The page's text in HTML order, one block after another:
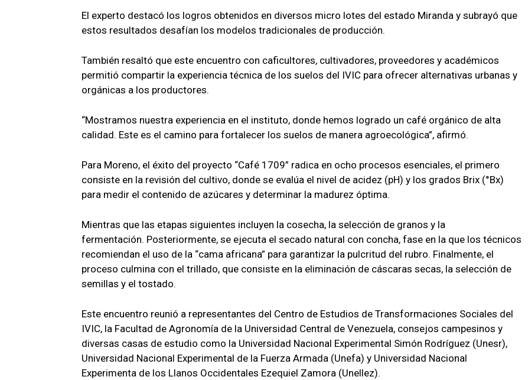
El experto destacó los logros obtenidos en diversos micro lotes del estado Miranda y subrayó que
estos resultados desafían los modelos tradicionales de producción.
También resaltó que este encuentro con caficultores, cultivadores, proveedores y académicos
permitió compartir la experiencia técnica de los suelos del IVIC para ofrecer alternativas urbanas y
orgánicas a los productores.
“Mostramos nuestra experiencia en el instituto, donde hemos logrado un café orgánico de alta
calidad. Este es el camino para fortalecer los suelos de manera agroecológica”, afirmó.
Para Moreno, el éxito del proyecto “Café 1709” radica en ocho procesos esenciales, el primero
consiste en la revisión del cultivo, donde se evalúa el nivel de acidez (pH) y los grados Brix (°Bx)
para medir el contenido de azúcares y determinar la madurez óptima.
Mientras que las etapas siguientes incluyen la cosecha, la selección de granos y la
fermentación. Posteriormente, se ejecuta el secado natural con concha, fase en la que los técnicos
recomiendan el uso de la “cama africana” para garantizar la pulcritud del rubro. Finalmente, el
proceso culmina con el trillado, que consiste en la eliminación de cáscaras secas, la selección de
semillas y el tostado.
Este encuentro reunió a representantes del Centro de Estudios de Transformaciones Sociales del
IVIC, la Facultad de Agronomía de la Universidad Central de Venezuela, consejos campesinos y
diversas casas de estudio como la Universidad Nacional Experimental Simón Rodríguez (Unesr),
Universidad Nacional Experimental de la Fuerza Armada (Unefa) y Universidad Nacional
Experimenta de los Llanos Occidentales Ezequiel Zamora (Unellez).